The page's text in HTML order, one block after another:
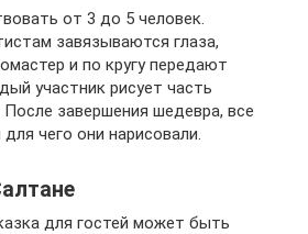
от 3 до 5 человек.
завязываются глаза,
и по кругу передают
участник рисует часть
завершения шедевра, все
чего они нарисовали.
для гостей может быть